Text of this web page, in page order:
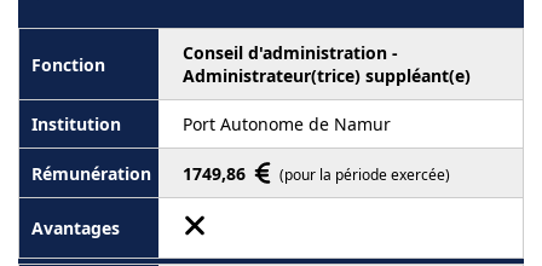
Conseil d'administration -
Administrateur(trice) suppléant(e)
Port Autonome de Namur
1749,86 (pour la période exercée)